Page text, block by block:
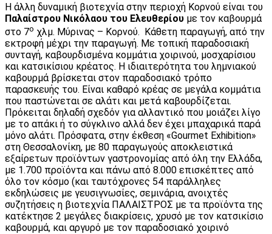
Η άλλη δυναμική βιοτεχνία στην περιοχή Κορνού είναι του
Παλαίστρου Νικόλαου του Ελευθερίου με τον καβουρμά
στο 7ο χλμ. Μύρινας – Κορνού. Κάθετη παραγωγή, από την
εκτροφή μέχρι την παραγωγή. Με τοπική παραδοσιακή
συνταγή, καβουρδισμένα κομμάτια χοιρινού, μοσχαρίσιου
και κατσικίσιου κρέατος. Η ιδιαιτερότητα του λημνιακού
καβουρμά βρίσκεται στον παραδοσιακό τρόπο
παρασκευής του. Είναι καθαρό κρέας σε μεγάλα κομμάτια
που παστώνεται σε αλάτι και μετά καβουρδίζεται.
Πρόκειται δηλαδή σχεδόν για αλλαντικό που μοιάζει λίγο
με το απάκι ή το σύγκλινο αλλά δεν έχει μπαχαρικά παρά
μόνο αλάτι. Πρόσφατα, στην έκθεση «Gourmet Exhibition»
στη Θεσσαλονίκη, με 80 παραγωγούς αποκλειστικά
εξαίρετων προϊόντων γαστρονομίας από όλη την Ελλάδα,
με 1.700 προϊόντα και πάνω από 8.000 επισκέπτες από
όλο τον κόσμο (και ταυτόχρονες 54 παράλληλες
εκδηλώσεις με γευσιγνωσίες, σεμινάρια, ανοιχτές
συζητήσεις η βιοτεχνία ΠΑΛΑΙΣΤΡΟΣ με τα προϊόντα της
κατέκτησε 2 μεγάλες διακρίσεις, χρυσό με τον κατσικίσιο
καβουρμά, και αργυρό με τον παραδοσιακό χοιρινό